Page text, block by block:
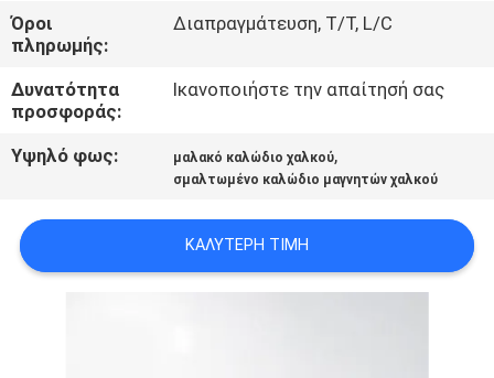
ΕΙΔΉΣΕΙΣ
ΖΗΤΉΣΤΕ
ΑΠΌΣΠΑΣΜΑ
Όροι
πληρωμής:
Διαπραγμάτευση, T/T, L/C
Δυνατότητα
προσφοράς:
Ικανοποιήστε την απαίτησή σας
Υψηλό φως: μαλακό καλώδιο χαλκού,
σμαλτωμένο καλώδιο μαγνητών χαλκού
ΚΑΛΎΤΕΡΗ ΤΙΜΉ